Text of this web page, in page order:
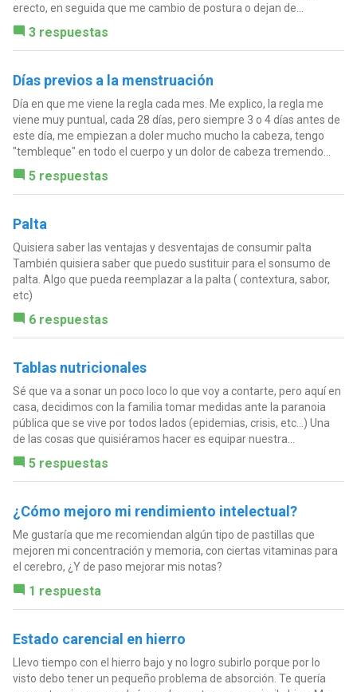
erecto, en seguida que me cambio de postura o dejan de...
3 respuestas
Días previos a la menstruación
Día en que me viene la regla cada mes. Me explico, la regla me
viene muy puntual, cada 28 días, pero siempre 3 o 4 días antes de
este día, me empiezan a doler mucho mucho la cabeza, tengo
"tembleque" en todo el cuerpo y un dolor de cabeza tremendo...
5 respuestas
Palta
Quisiera saber las ventajas y desventajas de consumir palta
También quisiera saber que puedo sustituir para el sonsumo de
palta. Algo que pueda reemplazar a la palta ( contextura, sabor,
etc)
6 respuestas
Tablas nutricionales
Sé que va a sonar un poco loco lo que voy a contarte, pero aquí en
casa, decidimos con la familia tomar medidas ante la paranoia
pública que se vive por todos lados (epidemias, crisis, etc...) Una
de las cosas que quisiéramos hacer es equipar nuestra...
5 respuestas
¿Cómo mejoro mi rendimiento intelectual?
Me gustaría que me recomiendan algún tipo de pastillas que
mejoren mi concentración y memoria, con ciertas vitaminas para
el cerebro, ¿Y de paso mejorar mis notas?
1 respuesta
Estado carencial en hierro
Llevo tiempo con el hierro bajo y no logro subirlo porque por lo
visto debo tener un pequeño problema de absorción. Te quería